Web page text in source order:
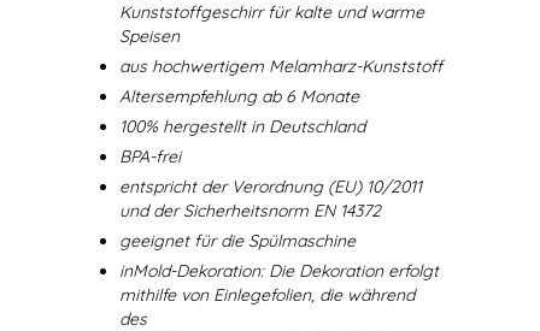
Kunststoffgeschirr für kalte und warme
Speisen
aus hochwertigem Melamharz-Kunststoff
Altersempfehlung ab 6 Monate
100% hergestellt in Deutschland
BPA-frei
entspricht der Verordnung (EU) 10/2011
und der Sicherheitsnorm EN 14372
geeignet für die Spülmaschine
inMold-Dekoration: Die Dekoration erfolgt
mithilfe von Einlegefolien, die während
des